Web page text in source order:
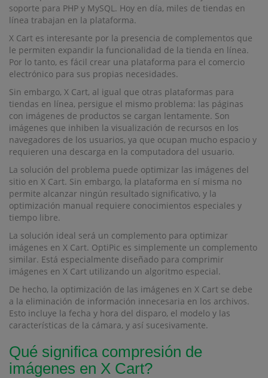
soporte para PHP y MySQL. Hoy en día, miles de tiendas en
línea trabajan en la plataforma.
X Cart es interesante por la presencia de complementos que
le permiten expandir la funcionalidad de la tienda en línea.
Por lo tanto, es fácil crear una plataforma para el comercio
electrónico para sus propias necesidades.
Sin embargo, X Cart, al igual que otras plataformas para
tiendas en línea, persigue el mismo problema: las páginas
con imágenes de productos se cargan lentamente. Son
imágenes que inhiben la visualización de recursos en los
navegadores de los usuarios, ya que ocupan mucho espacio y
requieren una descarga en la computadora del usuario.
La solución del problema puede optimizar las imágenes del
sitio en X Cart. Sin embargo, la plataforma en sí misma no
permite alcanzar ningún resultado significativo, y la
optimización manual requiere conocimientos especiales y
tiempo libre.
La solución ideal será un complemento para optimizar
imágenes en X Cart. OptiPic es simplemente un complemento
similar. Está especialmente diseñado para comprimir
imágenes en X Cart utilizando un algoritmo especial.
De hecho, la optimización de las imágenes en X Cart se debe
a la eliminación de información innecesaria en los archivos.
Esto incluye la fecha y hora del disparo, el modelo y las
características de la cámara, y así sucesivamente.
Qué significa compresión de
imágenes en X Cart?